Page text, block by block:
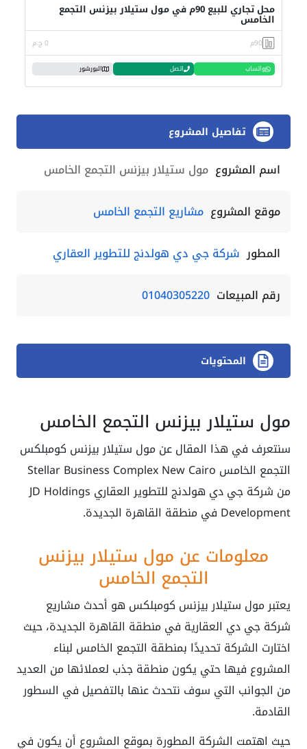
محل تجاري للبيع 90م في مول ستيلار بيزنس التجمع
الخامس
90م 0 ج.م
واتساب اتصل البورشور
تفاصيل المشروع
اسم المشروع مول ستيلار بيزنس التجمع الخامس
موقع المشروع مشاريع التجمع الخامس
المطور شركة جي دي هولدنج للتطوير العقاري
رقم المبيعات 01040305220
المحتويات
مول ستيلار بيزنس التجمع الخامس
سنتعرف في هذا المقال عن مول ستيلار بيزنس كومبلكس
التجمع الخامس Stellar Business Complex New Cairo
من شركة جي دي هولدنج للتطوير العقاري JD Holdings
Development في منطقة القاهرة الجديدة.
معلومات عن مول ستيلار بيزنس
التجمع الخامس
يعتبر مول ستيلار بيزنس كومبلكس هو أحدث مشاريع
شركة جي دي العقارية في منطقة القاهرة الجديدة، حيث
اختارت الشركة تحديدًا بمنطقة التجمع الخامس لبناء
المشروع فيها حتي يكون منطقة جذب لعملائها من العديد
من الجوانب التي سوف نتحدث عنها بالتفصيل في السطور
القادمة.
حيث اهتمت الشركة المطورة بموقع المشروع أن يكون في